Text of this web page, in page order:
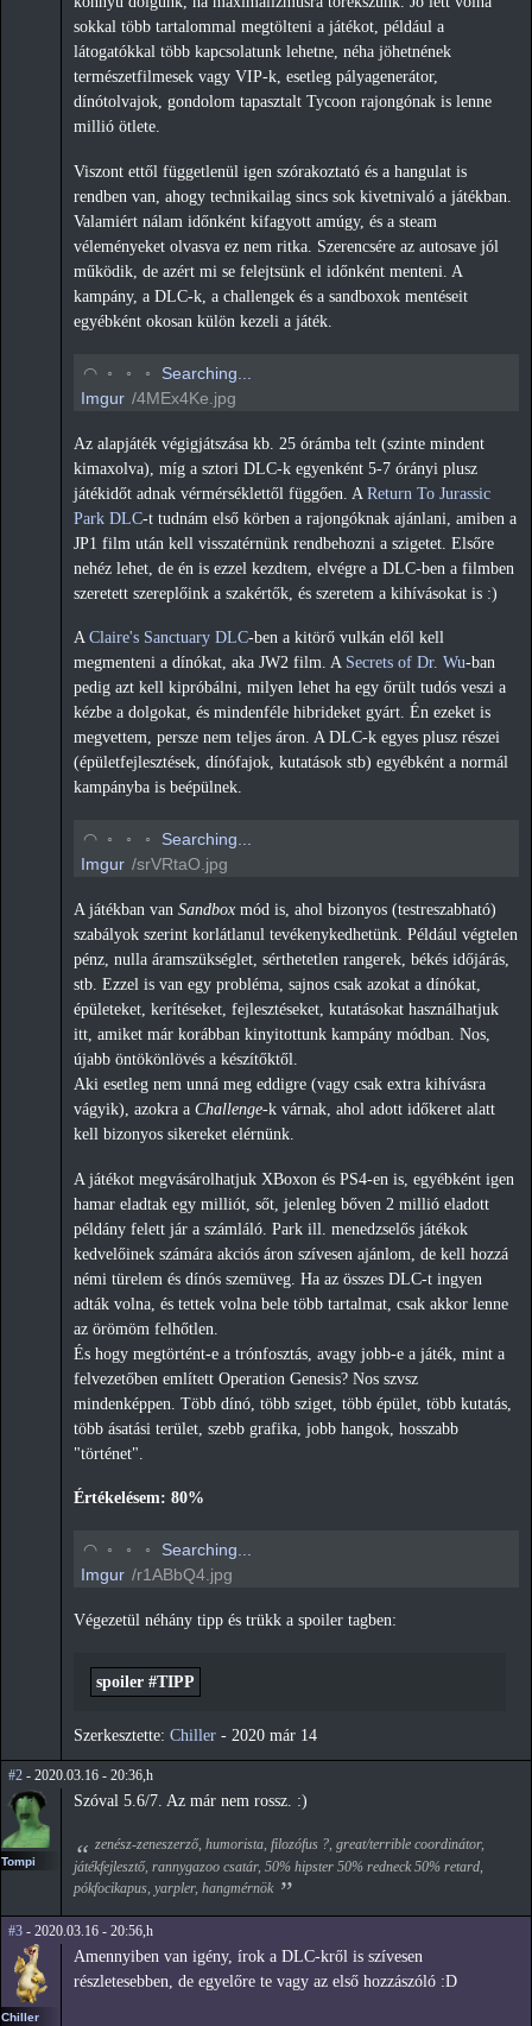
sokkal több tartalommal megtölteni a játékot, például a
látogatókkal több kapcsolatunk lehetne, néha jöhetnének
természetfilmesek vagy VIP-k, esetleg pályagenerátor,
dínótolvajok, gondolom tapasztalt Tycoon rajongónak is lenne
millió ötlete.
Viszont ettől függetlenül igen szórakoztató és a hangulat is
rendben van, ahogy technikailag sincs sok kivetnivaló a játékban.
Valamiért nálam időnként kifagyott amúgy, és a steam
véleményeket olvasva ez nem ritka. Szerencsére az autosave jól
működik, de azért mi se felejtsünk el időnként menteni. A
kampány, a DLC-k, a challengek és a sandboxok mentéseit
egyébként okosan külön kezeli a játék.
◡ ◦ ◦ ◦
Searching...
Imgur /4MEx4Ke.jpg
Az alapjáték végigjátszása kb. 25 órámba telt (szinte mindent
kimaxolva), míg a sztori DLC-k egyenként 5-7 órányi plusz
játékidőt adnak vérmérséklettől függően. A Return To Jurassic
Park DLC-t tudnám első körben a rajongóknak ajánlani, amiben a
JP1 film után kell visszatérnünk rendbehozni a szigetet. Elsőre
nehéz lehet, de én is ezzel kezdtem, elvégre a DLC-ben a filmben
szeretett szereplőink a szakértők, és szeretem a kihívásokat is :)
A Claire's Sanctuary DLC-ben a kitörő vulkán elől kell
megmenteni a dínókat, aka JW2 film. A Secrets of Dr. Wu-ban
pedig azt kell kipróbálni, milyen lehet ha egy őrült tudós veszi a
kézbe a dolgokat, és mindenféle hibrideket gyárt. Én ezeket is
megvettem, persze nem teljes áron. A DLC-k egyes plusz részei
(épületfejlesztések, dínófajok, kutatások stb) egyébként a normál
kampányba is beépülnek.
◡ ◦ ◦ ◦
Searching...
Imgur /srVRtaO.jpg
A játékban van Sandbox mód is, ahol bizonyos (testreszabható)
szabályok szerint korlátlanul tevékenykedhetünk. Például végtelen
pénz, nulla áramszükséglet, sérthetetlen rangerek, békés időjárás,
stb. Ezzel is van egy probléma, sajnos csak azokat a dínókat,
épületeket, kerítéseket, fejlesztéseket, kutatásokat használhatjuk
itt, amiket már korábban kinyitottunk kampány módban. Nos,
újabb öntökönlövés a készítőktől.
Aki esetleg nem unná meg eddigre (vagy csak extra kihívásra
vágyik), azokra a Challenge-k várnak, ahol adott időkeret alatt
kell bizonyos sikereket elérnünk.
A játékot megvásárolhatjuk XBoxon és PS4-en is, egyébként igen
hamar eladtak egy milliót, sőt, jelenleg bőven 2 millió eladott
példány felett jár a számláló. Park ill. menedzselős játékok
kedvelőinek számára akciós áron szívesen ajánlom, de kell hozzá
némi türelem és dínós szemüveg. Ha az összes DLC-t ingyen
adták volna, és tettek volna bele több tartalmat, csak akkor lenne
az örömöm felhőtlen.
És hogy megtörtént-e a trónfosztás, avagy jobb-e a játék, mint a
felvezetőben említett Operation Genesis? Nos szvsz
mindenképpen. Több dínó, több sziget, több épület, több kutatás,
több ásatási terület, szebb grafika, jobb hangok, hosszabb
"történet".
Értékelésem: 80%
◡ ◦ ◦ ◦
Searching...
Imgur /r1ABbQ4.jpg
Végezetül néhány tipp és trükk a spoiler tagben:
spoiler #TIPP
Szerkesztette: Chiller - 2020 már 14
#2 - 2020.03.16 - 20:36,h
Tompi
Szóval 5.6/7. Az már nem rossz. :)
zenész-zeneszerző, humorista, filozófus ?, great/terrible coordinátor,
játékfejlesztő, rannygazoo csatár, 50% hipster 50% redneck 50% retard,
pókfocikapus, yarpler, hangmérnök
#3 - 2020.03.16 - 20:56,h
Chiller
Amennyiben van igény, írok a DLC-kről is szívesen
részletesebben, de egyelőre te vagy az első hozzászóló :D